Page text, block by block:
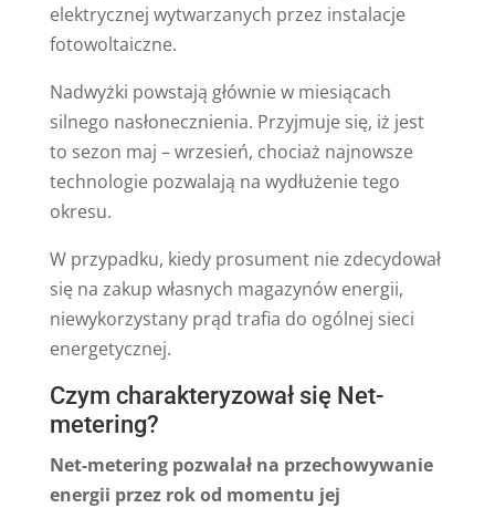
elektrycznej wytwarzanych przez instalacje
fotowoltaiczne.
Nadwyżki powstają głównie w miesiącach
silnego nasłonecznienia. Przyjmuje się, iż jest
to sezon maj – wrzesień, chociaż najnowsze
technologie pozwalają na wydłużenie tego
okresu.
W przypadku, kiedy prosument nie zdecydował
się na zakup własnych magazynów energii,
niewykorzystany prąd trafia do ogólnej sieci
energetycznej.
Czym charakteryzował się Net-
metering?
Net-metering pozwalał na przechowywanie
energii przez rok od momentu jej